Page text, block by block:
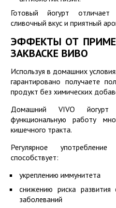
Готовый йогурт
сливочный вкус и приятный
ЭФФЕКТЫ ОТ
ЗАКВАСКЕ ВИВО
Используя в домашних
гарантировано получаете
продукт без химических
Домашний VIVO йогурт
функциональную работу
кишечного тракта.
Регулярное
способствует:
укреплению иммунитета
снижению риска развития
заболеваний